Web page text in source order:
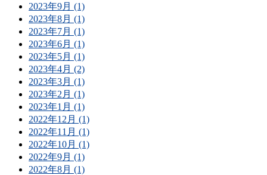
2023年9月 (1)
2023年8月 (1)
2023年7月 (1)
2023年6月 (1)
2023年5月 (1)
2023年4月 (2)
2023年3月 (1)
2023年2月 (1)
2023年1月 (1)
2022年12月 (1)
2022年11月 (1)
2022年10月 (1)
2022年9月 (1)
2022年8月 (1)